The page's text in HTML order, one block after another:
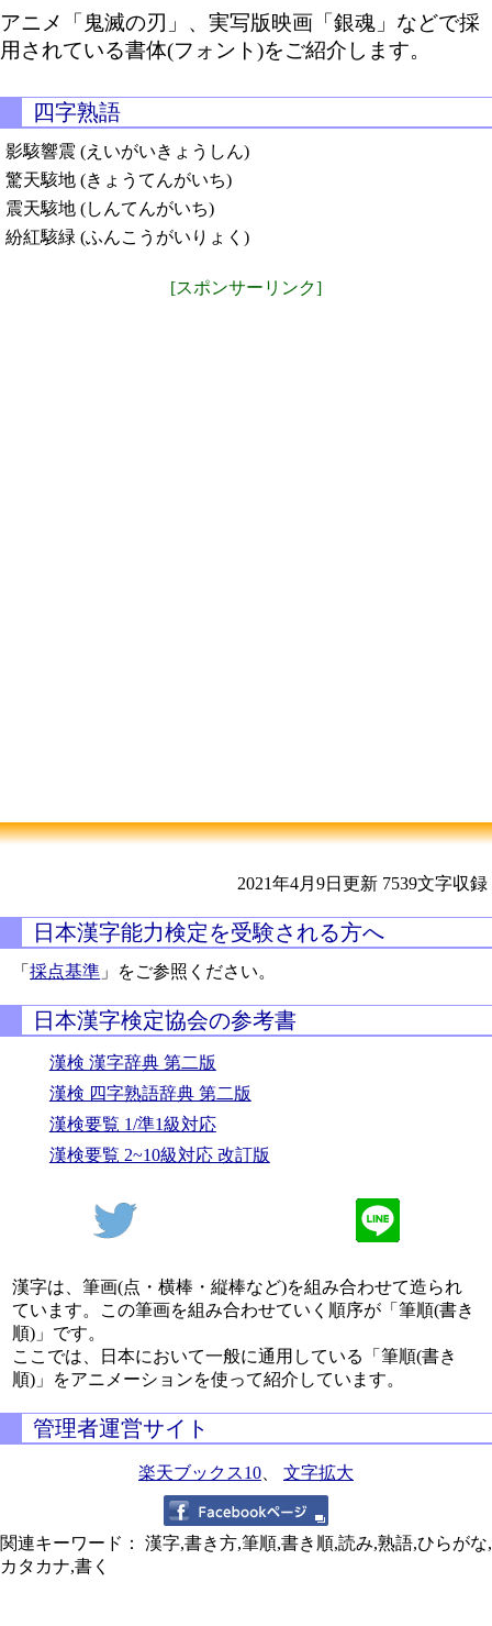
アニメ「鬼滅の刃」、実写版映画「銀魂」などで採
用されている書体(フォント)をご紹介します。
四字熟語
影駭響震 (えいがいきょうしん)
驚天駭地 (きょうてんがいち)
震天駭地 (しんてんがいち)
紛紅駭緑 (ふんこうがいりょく)
[スポンサーリンク]
2021年4月9日更新 7539文字収録
日本漢字能力検定を受験される方へ
「採点基準 」をご参照ください。
日本漢字検定協会の参考書
漢検 漢字辞典 第二版
漢検 四字熟語辞典 第二版
漢検要覧 1/準1級対応
漢検要覧 2~10級対応 改訂版
漢字は、筆画(点・横棒・縦棒など)を組み合わせて造られ
ています。この筆画を組み合わせていく順序が「筆順(書き
順)」です。
ここでは、日本において一般に通用している「筆順(書き
順)」をアニメーションを使って紹介しています。
管理者運営サイト
楽天ブックス10 文字拡大
関連キーワード： 漢字,書き方,筆順,書き順,読み,熟語,ひらがな,
カタカナ,書く